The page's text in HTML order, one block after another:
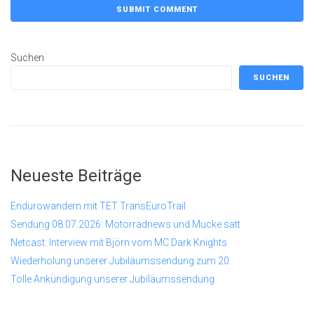
Suchen
SUCHEN
Neueste Beiträge
Endurowandern mit TET TransEuroTrail
Sendung 08.07.2026: Motorradnews und Mucke satt
Netcast: Interview mit Björn vom MC Dark Knights
Wiederholung unserer Jubiläumssendung zum 20.
Tolle Ankündigung unserer Jubiläumssendung